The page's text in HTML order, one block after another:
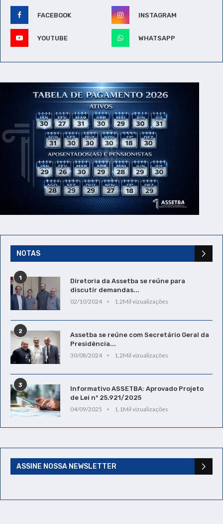
FACEBOOK INSTAGRAM
YOUTUBE WHATSAPP
NOTAS
1
Diretoria da Assetba se reúne para
discutir demandas...
02/10/2024
1,2Mil vizualizações
2
Assetba se reúne com Secretário Geral da
Presidência...
30/08/2024
1,2Mil vizualizações
3
Informativo ASSETBA: Aprovado Projeto
de Lei nº 25.921/2025
04/09/2025
1,1Mil vizualizações
ASSINE NOSSA NEWSLETTER